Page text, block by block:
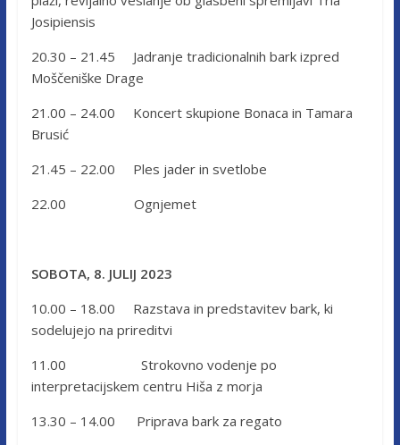
Josipiensis
20.30 – 21.45 Jadranje tradicionalnih bark izpred
Moščeniške Drage
21.00 – 24.00 Koncert skupione Bonaca in Tamara
Brusić
21.45 – 22.00 Ples jader in svetlobe
22.00 Ognjemet
SOBOTA, 8. JULIJ 2023
10.00 – 18.00 Razstava in predstavitev bark, ki
sodelujejo na prireditvi
11.00 Strokovno vodenje po
interpretacijskem centru Hiša z morja
13.30 – 14.00 Priprava bark za regato